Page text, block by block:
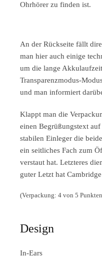
Ohrhörer zu finden ist.
An der Rückseite fällt
man hier auch einige
um die lange
Transparenzmodus-
und man informiert
Klappt man die
einen Begrüßungstext
stabilen Einleger die
ein seitliches Fach zum
verstaut hat. Letzteres
guter Letzt hat
(Verpackung: 4 von 5
Design
In-Ears